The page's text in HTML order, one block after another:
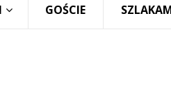
GOŚCIE